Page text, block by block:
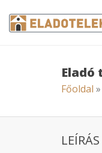
Eladó
Főoldal »
LEÍRÁS